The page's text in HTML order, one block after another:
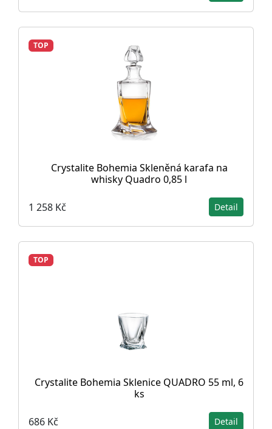
TOP
Crystalite Bohemia Skleněná karafa na
whisky Quadro 0,85 l
1 258 Kč Detail
TOP
Crystalite Bohemia Sklenice QUADRO 55 ml, 6
ks
686 Kč Detail